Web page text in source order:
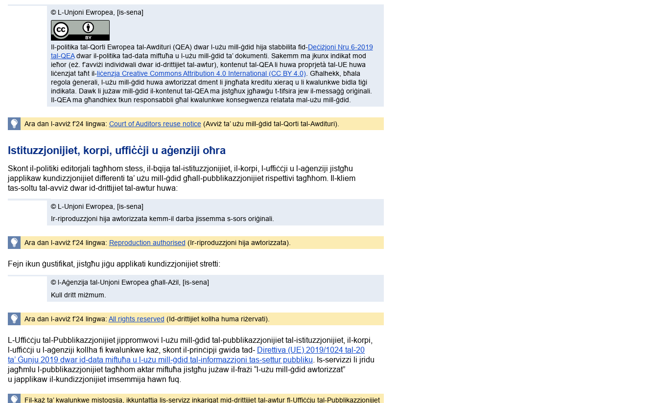
© L-Unjoni Ewropea [is-sena]
Il-politika tal-Qorti Ewropea tal-Awdituri (QEA) dwar l‑użu mill-ġdid hija stabbilita fid-Deċiżjoni Nru 6-2019
tal-QEAdwar il-politika tad-data miftuħa u l‑użu mill-ġdid ta’ dokumenti. Sakemm ma jkunx indikat mod
ieħor (eż. f’avviżi individwali dwar id-drittijiet tal-awtur), kontenut tal-QEA li huwa proprjetà tal-UE huwa
liċenzjat taħt il-liċenzja Creative Commons Attribution 4.0 International (CC BY 4.0). Għalhekk, bħala
regola ġenerali, l‑użu mill-ġdid huwa awtorizzat dment li jingħata kreditu xieraq u li kwalunkwe bidla tiġi
indikata. Dawk li jużaw mill-ġdid il-kontenut tal-QEA ma jistgħux jgħawġu t‑tifsira jew il-messaġġ oriġinali.
Il‑QEA ma għandhiex tkun responsabbli għal kwalunkwe konsegwenza relatata mal-użu mill-ġdid.
Ara dan l‑avviż f’24 lingwa: Court of Auditors reuse notice(Avviż ta’ użu mill-ġdid tal-Qorti tal-Awdituri).
Istituzzjonijiet, korpi, uffiċċji u aġenziji oħra
Skont il‑politiki editorjali tagħhom stess, il‑bqija tal‑istituzzjonijiet, il‑korpi, l‑uffiċċji u l‑aġenziji jistgħu
japplikaw kundizzjonijiet differenti ta’ użu mill‑ġdid għall‑pubblikazzjonijiet rispettivi tagħhom. Il‑kliem
tas‑soltu tal‑avviż dwar id‑drittijiet tal‑awtur huwa:
© L-Unjoni Ewropea
[is-sena]
Ir-riproduzzjoni hija awtorizzata kemm-il darba jissemma s-sors oriġinali.
Ara dan l‑avviż f’24 lingwa: Reproduction authorised (Ir-riproduzzjoni hija awtorizzata).
Fejn ikun ġustifikat, jistgħu jiġu applikati kundizzjonijiet stretti:
©l-Aġenzija tal-Unjoni Ewropea għall-Ażil, [is-sena]
Kull dritt miżmum.
Ara dan l‑avviż f’24 lingwa: All rights reserved (Id-drittijiet kollha huma riżervati).
L‑Uffiċċju tal‑Pubblikazzjonijiet jippromwovi l‑użu mill‑ġdid tal‑pubblikazzjonijiet tal‑istituzzjonijiet, il‑korpi,
l‑uffiċċji u l‑aġenziji kollha fi kwalunkwe każ, skont il‑prinċipji gwida tad‑ Direttiva (UE) 2019/1024 tal‑20
ta’ Ġunju 2019 dwar id‑data miftuħa u l‑użu mill‑ġdid tal‑informazzjoni tas‑settur pubbliku . Is‑servizzi li jridu
jagħmlu l‑pubblikazzjonijiet tagħhom aktar miftuħa jistgħu jużaw il‑frażi “l‑użu mill‑ġdid awtorizzat”
u japplikaw il‑kundizzjonijiet imsemmija hawn fuq.
Fil-każ ta’ kwalunkwe mistoqsija, ikkuntattja lis-servizz inkarigat mid-drittijiet tal-awtur fl-Uffiċċju tal-Pubblikazzjonijiet